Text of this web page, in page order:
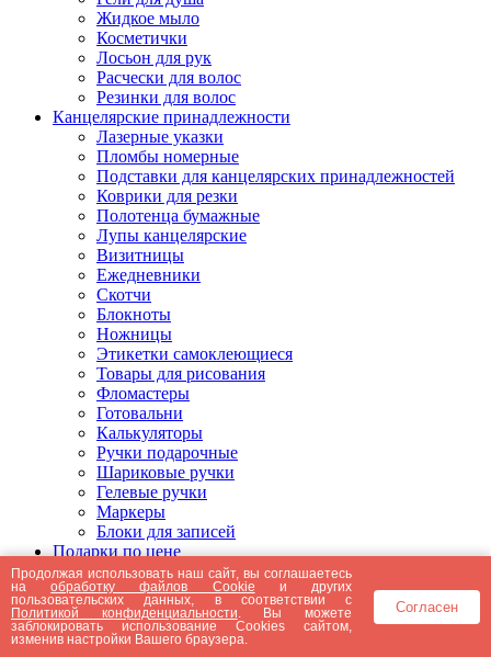
Жидкое мыло
Косметички
Лосьон для рук
Расчески для волос
Резинки для волос
Канцелярские принадлежности
Лазерные указки
Пломбы номерные
Подставки для канцелярских принадлежностей
Коврики для резки
Полотенца бумажные
Лупы канцелярские
Визитницы
Ежедневники
Скотчи
Блокноты
Ножницы
Этикетки самоклеющиеся
Товары для рисования
Фломастеры
Готовальни
Калькуляторы
Ручки подарочные
Шариковые ручки
Гелевые ручки
Маркеры
Блоки для записей
Подарки по цене
Подарки от 5000 рублей
Подарки до 5000 рублей
Подарки до 3000 рублей
Подарки до 2000 рублей
Подарки до 1000 рублей
Продолжая использовать наш сайт, вы соглашаетесь
наобработку файлов Cookie и других
пользовательских данных, в соответствии с
Политикой конфиденциальности . Вы можете
заблокировать использование Cookies сайтом,
изменив настройки Вашего браузера.
Согласен